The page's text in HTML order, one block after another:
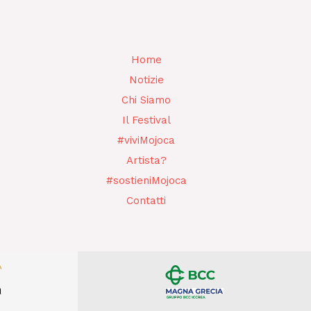
Home
Notizie
Chi Siamo
Il Festival
#viviMojoca
Artista?
#sostieniMojoca
Contatti